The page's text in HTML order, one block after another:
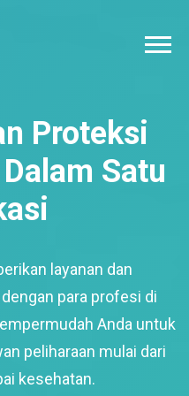
Proteksi
Satu
layanan dan
para profesi di
Anda untuk
peliharaan mulai dari
kesehatan.